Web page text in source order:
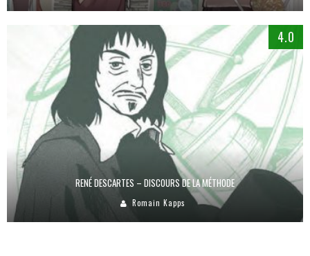
4.0
RENÉ DESCARTES – DISCOURS DE LA MÉTHODE
Romain Kapps